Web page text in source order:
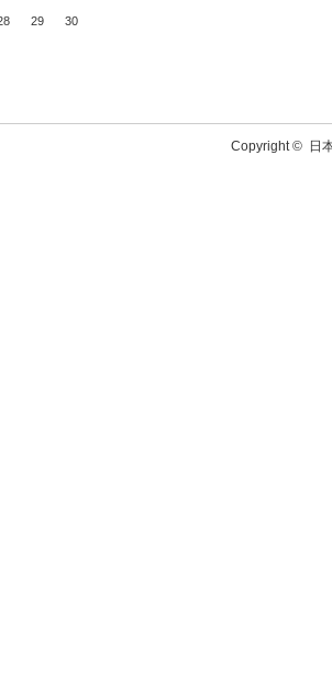
29 30
Copyright © 日